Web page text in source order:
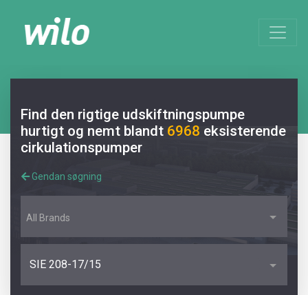
Find den rigtige udskiftningspumpe
hurtigt og nemt blandt 6968 eksisterende
cirkulationspumper
Gendan søgning
All Brands
SIE 208-17/15